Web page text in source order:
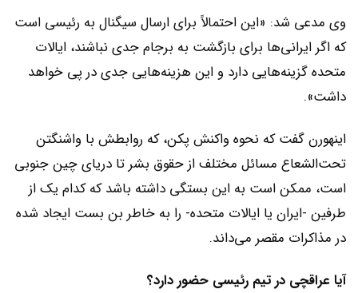
وی مدعی شد: «این احتمالاً برای ارسال سیگنال به رئیسی است
که اگر ایرانی‌ها برای بازگشت به برجام جدی نباشند، ایالات
متحده گزینه‌هایی دارد و این هزینه‌هایی جدی در پی خواهد
داشت».
اینهورن گفت که نحوه واکنش پکن، که روابطش با واشنگتن
تحت‌الشعاع مسائل مختلف از حقوق بشر تا دریای چین جنوبی
است، ممکن است به این بستگی داشته باشد که کدام یک از
طرفین -ایران یا ایالات متحده- را به خاطر بن بست ایجاد شده
در مذاکرات مقصر می‌داند.
آیا عراقچی در تیم رئیسی حضور دارد؟